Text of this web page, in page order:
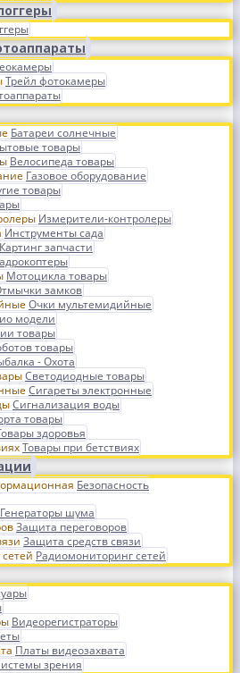
Трейл фотокамеры
Батареи солнечные
товары
Велосипеда товары
Газовое оборудование
товары
Измерители-контролеры
Инструменты сада
Картинг запчасти
Мотоцикла товары
замков
Очки мультемидийные
модели
товары
товары
- Охота
Светодиодные товары
Сигареты электронные
Сигнализация воды
товары
здоровья
Товары при бетствиях
Безопасность
Генераторы шума
Защита переговоров
Защита средств связи
Радиомониторинг сетей
Видеорегистраторы
Платы видеозахвата
зрения